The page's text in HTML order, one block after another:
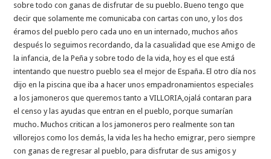
sobre todo con ganas de disfrutar de su pueblo. Bueno tengo que
decir que solamente me comunicaba con cartas con uno, y los dos
éramos del pueblo pero cada uno en un internado, muchos años
después lo seguimos recordando, da la casualidad que ese Amigo de
la infancia, de la Peña y sobre todo de la vida, hoy es el que está
intentando que nuestro pueblo sea el mejor de España. El otro día nos
dijo en la piscina que iba a hacer unos empadronamientos especiales
a los jamoneros que queremos tanto a VILLORIA,ojalá contaran para
el censo y las ayudas que entran en el pueblo, porque sumarían
mucho. Muchos critican a los jamoneros pero realmente son tan
villorejos como los demás, la vida les ha hecho emigrar, pero siempre
con ganas de regresar al pueblo, para disfrutar de sus amigos y